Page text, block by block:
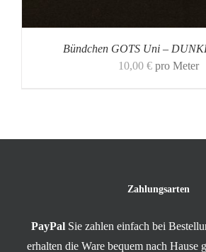
Bündchen GOTS Uni –
10,00 € pro Meter
Zahlungsarten
PayPal Sie zahlen einfach bei
erhalten die Ware bequem nach Hause